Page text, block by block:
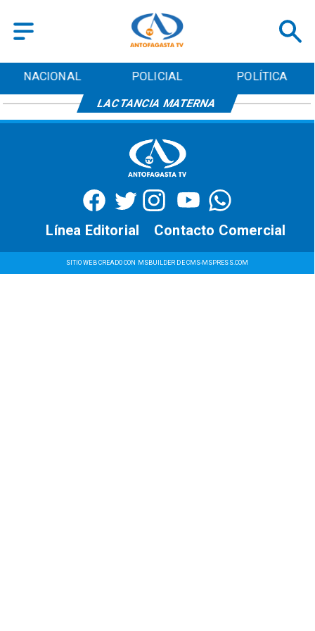
NACIONAL POLICIAL POLÍTICA
LACTANCIA MATERNA
SITIO WEB CREADO CON MSBUILDER DE CMS-MSPRESS.COM
Contacto Comercial
Línea Editorial